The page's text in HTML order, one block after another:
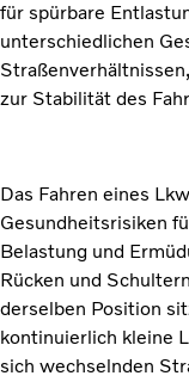
für spürbare
unterschiedlichen
zur Stabilität des
Das Fahren eines
Gesundheitsrisiken
Belastung und
Rücken und
derselben Position
kontinuierlich kleine
sich wechselnden